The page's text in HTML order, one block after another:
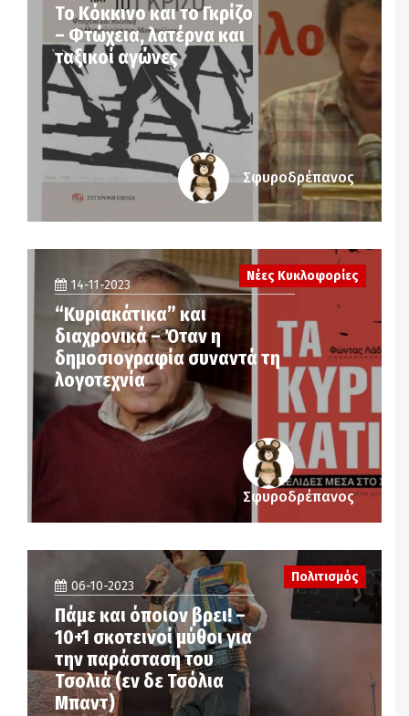
Το Κόκκινο και το Γκρίζο
– Φτώχεια, λατέρνα και
ταξικοί αγώνες
Σφυροδρέπανος
Νέες Κυκλοφορίες
14-11-2023
“Κυριακάτικα” και
διαχρονικά – Όταν η
δημοσιογραφία συναντά τη
λογοτεχνία
Σφυροδρέπανος
06-10-2023
Πάμε και όποιον βρει! –
10+1 σκοτεινοί μύθοι για
την παράσταση του
Τσολιά (εν δε Τσόλια
Μπαντ)
Πολιτισμός